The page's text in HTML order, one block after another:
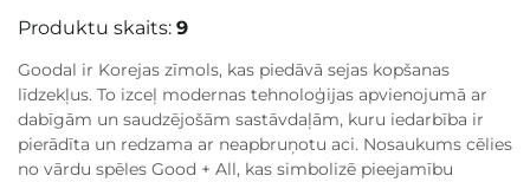
Produktu skaits: 9
Goodal ir Korejas zīmols, kas piedāvā sejas kopšanas
līdzekļus. To izceļ modernas tehnoloģijas apvienojumā ar
dabīgām un saudzējošām sastāvdaļām, kuru iedarbība ir
pierādīta un redzama ar neapbruņotu aci. Nosaukums cēlies
no vārdu spēles Good + All, kas simbolizē pieejamību